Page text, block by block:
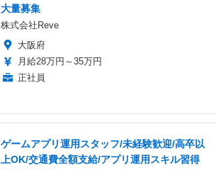
大量募集
株式会社Reve
大阪府
月給28万円～35万円
正社員
ゲームアプリ運用スタッフ/未経験歓迎/高卒以
上OK/交通費全額支給/アプリ運用スキル習得